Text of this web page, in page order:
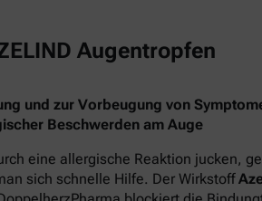
Augentropfen
und zur Vorbeugung von
Beschwerden am Auge
eine allergische Reaktion jucken,
sich schnelle Hilfe. Der Wirkstoff